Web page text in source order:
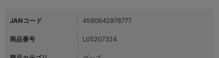
JANコード 4580642978777
商品番号 L05207324